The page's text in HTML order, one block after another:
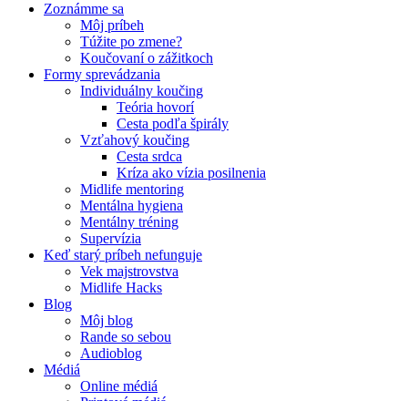
Zoznámme sa
Môj príbeh
Túžite po zmene?
Koučovaní o zážitkoch
Formy sprevádzania
Individuálny koučing
Teória hovorí
Cesta podľa špirály
Vzťahový koučing
Cesta srdca
Kríza ako vízia posilnenia
Midlife mentoring
Mentálna hygiena
Mentálny tréning
Supervízia
Keď starý príbeh nefunguje
Vek majstrovstva
Midlife Hacks
Blog
Môj blog
Rande so sebou
Audioblog
Médiá
Online médiá